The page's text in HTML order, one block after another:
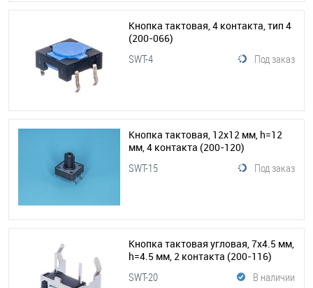
Кнопка тактовая, 4 контакта, тип 4
(200-066)
Под заказ
SWT-4
Кнопка тактовая, 12x12 мм, h=12
мм, 4 контакта (200-120)
Под заказ
SWT-15
Кнопка тактовая угловая, 7х4.5 мм,
h=4.5 мм, 2 контакта (200-116)
В наличии
SWT-20